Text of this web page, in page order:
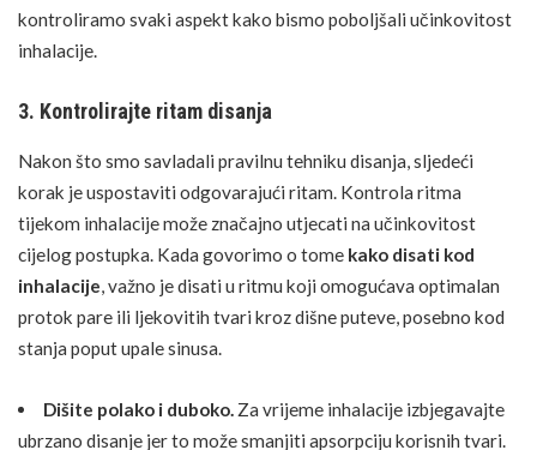
kontroliramo svaki aspekt kako bismo poboljšali učinkovitost
inhalacije.
3. Kontrolirajte ritam disanja
Nakon što smo savladali pravilnu tehniku disanja, sljedeći
korak je uspostaviti odgovarajući ritam. Kontrola ritma
tijekom inhalacije može značajno utjecati na učinkovitost
cijelog postupka. Kada govorimo o tome kako disati kod
inhalacije, važno je disati u ritmu koji omogućava optimalan
protok pare ili ljekovitih tvari kroz dišne puteve, posebno kod
stanja poput upale sinusa.
Dišite polako i duboko. Za vrijeme inhalacije izbjegavajte
ubrzano disanje jer to može smanjiti apsorpciju korisnih tvari.